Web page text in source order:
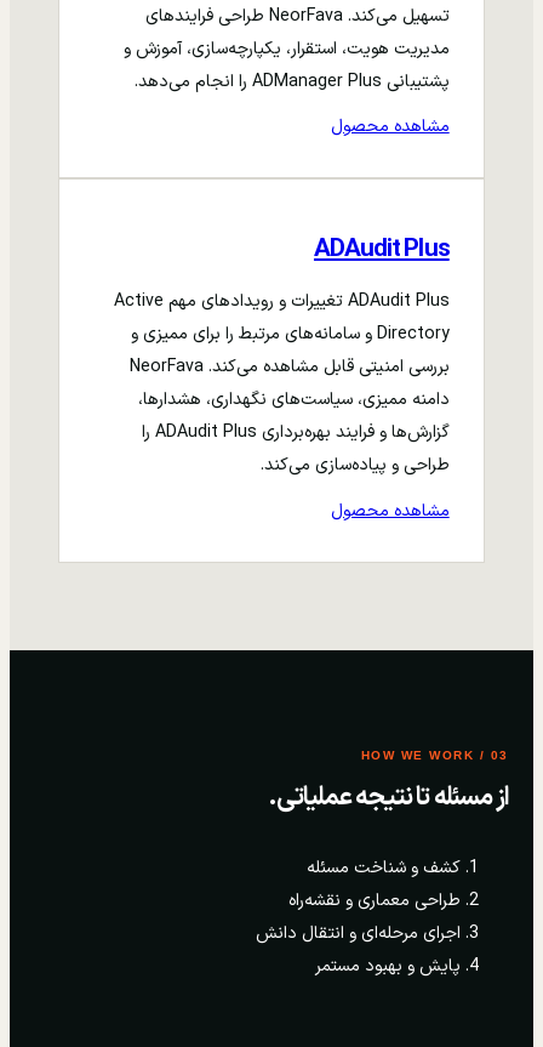
تسهیل می‌کند. NeorFava طراحی فرایندهای
مدیریت هویت، استقرار، یکپارچه‌سازی، آموزش و
پشتیبانی ADManager Plus را انجام می‌دهد.
مشاهده محصول
ADAudit Plus
ADAudit Plus تغییرات و رویدادهای مهم Active
Directory و سامانه‌های مرتبط را برای ممیزی و
بررسی امنیتی قابل مشاهده می‌کند. NeorFava
دامنه ممیزی، سیاست‌های نگهداری، هشدارها،
گزارش‌ها و فرایند بهره‌برداری ADAudit Plus را
طراحی و پیاده‌سازی می‌کند.
مشاهده محصول
03 / HOW WE WORK
از مسئله تا نتیجه عملیاتی.
کشف و شناخت مسئله
طراحی معماری و نقشه‌راه
اجرای مرحله‌ای و انتقال دانش
پایش و بهبود مستمر